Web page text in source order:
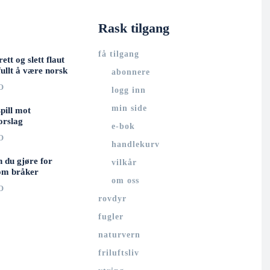
og slett flaut
å være norsk
mot
du gjøre for
bråker
Rask tilgang
få tilgang
abonnere
logg inn
min side
e-bok
handlekurv
vilkår
om oss
rovdyr
fugler
naturvern
friluftsliv